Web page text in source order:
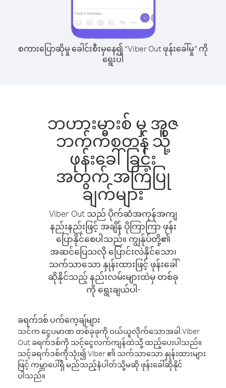
စကားပြောဆိုမှု ခေါင်းစီးမှနေ၍ “Viber Out ဖုန်းခေါ်မှု” ကို
ရွေးပါ
ဘဟားမားစ် မှ အူဇ
ဘက်ကီစတန် သို့
ဖုန်းခေါ်ခြင်း
အတွက် အကြံပြု
ချက်များ
Viber Out သည် ပိုက်ဆံအကုန်အကျ
နည်းနည်းဖြင့် အချိန် ပိုကြာကြာ ဖုန်း
ပြောနိုင်စေပါသည်။ ကျွန်ုပ်တို့၏
အဆင်ပြေသလို ပြောင်းလဲနိုင်သော၊
သက်သာသော နှုန်းထားဖြင့် ဖုန်းခေါ်
ဆိုနိုင်သည့် နည်းလမ်းများထဲမှ တစ်ခု
ကို ရွေးချယ်ပါ-
ခရက်ဒစ် ပက်ကေ့ချ်များ
သင်က ငွေပမာဏ တစ်ခုခုကို ဝယ်ယူလိုက်သောအခါ Viber
Out ခရက်ဒစ်ကို သင့်ငွေလက်ကျန်ထဲသို့ ထည့်ပေးပါသည်။
သင့်ခရက်ဒစ်ကိုသုံး၍ Viber ၏ သက်သာသော နှုန်းထားများ
ဖြင့် ကမ္ဘာပေါ်ရှိ မည်သည့်နံပါတ်သို့မဆို ဖုန်းခေါ်ဆိုနိုင်
ပါသည်။